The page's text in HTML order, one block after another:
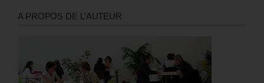
A PROPOS DE L’AUTEUR